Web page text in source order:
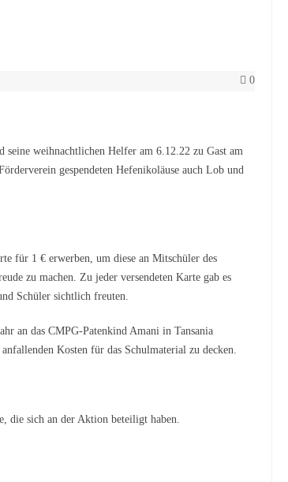
0
seine weihnachtlichen Helfer am 6.12.22 zu Gast am
gespendeten Hefenikoläuse auch Lob und
für 1 € erwerben, um diese an Mitschüler des
zu machen. Zu jeder versendeten Karte gab es
Schüler sichtlich freuten.
an das CMPG-Patenkind Amani in Tansania
Kosten für das Schulmaterial zu decken.
die sich an der Aktion beteiligt haben.